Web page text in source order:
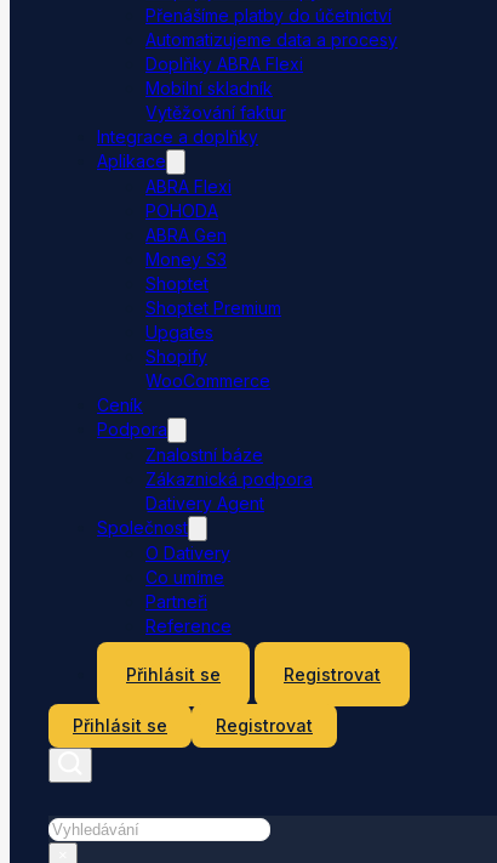
Přenášíme platby do účetnictví
Automatizujeme data a procesy
Doplňky ABRA Flexi
Mobilní skladník
Vytěžování faktur
Integrace a doplňky
Aplikace
ABRA Flexi
POHODA
ABRA Gen
Money S3
Shoptet
Shoptet Premium
Upgates
Shopify
WooCommerce
Ceník
Podpora
Znalostní báze
Zákaznická podpora
Dativery Agent
Společnost
O Dativery
Co umíme
Partneři
Reference
Přihlásit se
Registrovat
Přihlásit se Registrovat
Hledat